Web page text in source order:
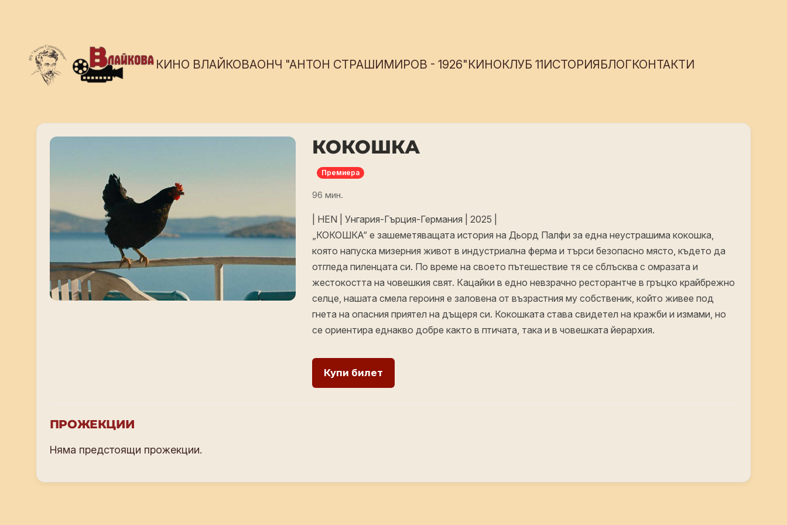
КИНО ВЛАЙКОВАОНЧ "АНТОН СТРАШИМИРОВ - 1926"КИНОКЛУБ 11ИСТОРИЯБЛОГКОНТАКТИ
КОКОШКА
Премиера
96 мин.
| HEN | Унгария-Гърция-Германия | 2025 |
„КОКОШКА“ е зашеметяващата история на Дьорд Палфи за една неустрашима кокошка,
която напуска мизерния живот в индустриална ферма и търси безопасно място, където да
отгледа пиленцата си. По време на своето пътешествие тя се сблъсква с омразата и
жестокостта на човешкия свят. Кацайки в едно невзрачно ресторантче в гръцко крайбрежно
селце, нашата смела героиня е заловена от възрастния му собственик, който живее под
гнета на опасния приятел на дъщеря си. Кокошката става свидетел на кражби и измами, но
се ориентира еднакво добре както в птичата, така и в човешката йерархия.
Купи билет
ПРОЖЕКЦИИ
Няма предстоящи прожекции.